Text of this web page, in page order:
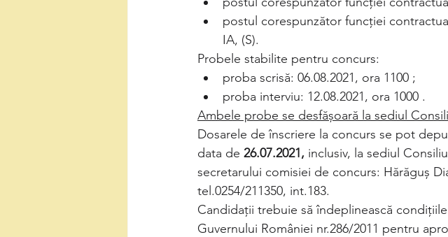
postul corespunzător funcției
IA, (S).
Probele stabilite pentru concurs:
proba scrisă: 06.08.2021, ora 1100 ;
proba interviu: 12.08.2021, ora 1000 .
Ambele probe se desfăşoară la sediul
Dosarele de înscriere la concurs se pot
data de 26.07.2021, inclusiv, la sediul
secretarului comisiei de concurs: Hărăguș
tel.0254/211350, int.183.
Candidaţii trebuie să îndeplinească
Guvernului României nr.286/2011 pentru